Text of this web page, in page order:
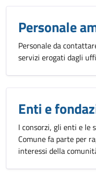
Personale
Personale da
servizi erogati dagli
Enti e
I consorzi, gli enti e le
Comune fa parte per
interessi della